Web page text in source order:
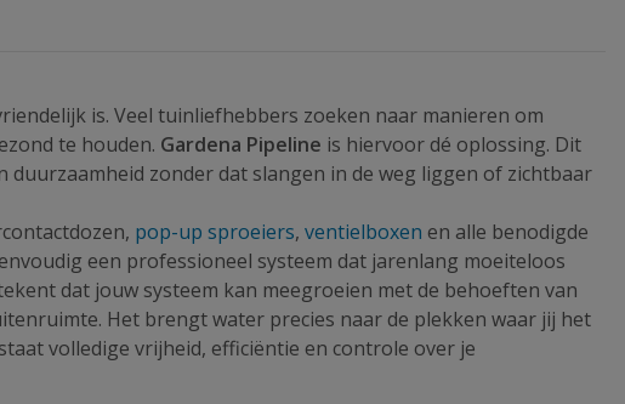
is. Veel tuinliefhebbers zoeken naar manieren om
te houden. Gardena Pipeline is hiervoor dé oplossing. Dit
zonder dat slangen in de weg liggen of zichtbaar
pop-up sproeiers, ventielboxen en alle benodigde
een professioneel systeem dat jarenlang moeiteloos
dat jouw systeem kan meegroeien met de behoeften van
Het brengt water precies naar de plekken waar jij het
volledige vrijheid, efficiëntie en controle over je